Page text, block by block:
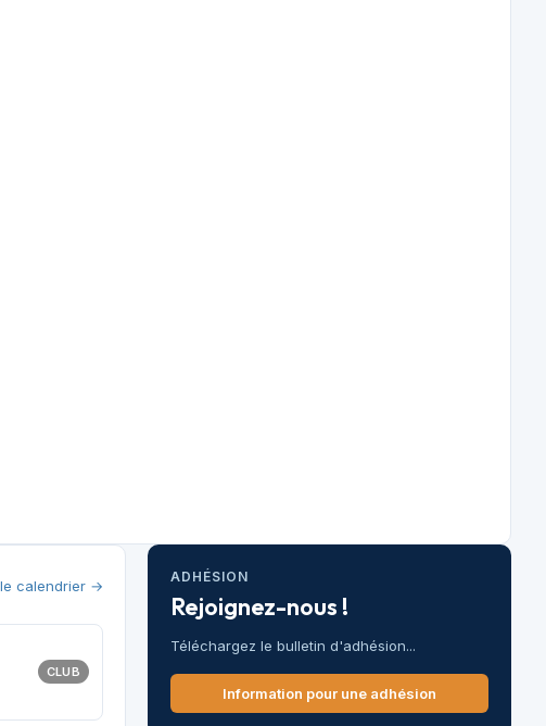
calendrier →
CLUB
ADHÉSION
Rejoignez-nous !
Téléchargez le bulletin d'adhésion...
Information pour une adhésion